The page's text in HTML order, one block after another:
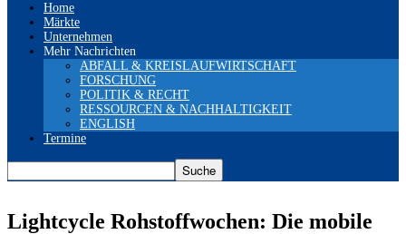
Home
Märkte
Unternehmen
Mehr Nachrichten
ABFALL & KREISLAUFWIRTSCHAFT
FORSCHUNG
POLITIK & RECHT
RESSOURCEN & NACHHALTIGKEIT
ENGLISH
Termine
Lightcycle Rohstoffwochen: Die mobile